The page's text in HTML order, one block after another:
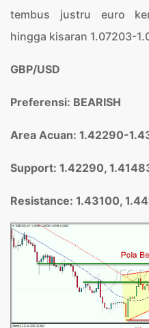
tembus justru euro
hingga kisaran 1.07203-
GBP/USD
Preferensi: BEARISH
Area Acuan: 1.42290-
Support: 1.42290,
Resistance: 1.43100,